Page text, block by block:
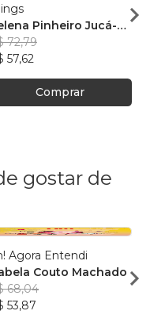
Pinheiro Jucá-
72,79
57,62
Comprar
gostar de
Agora Entendi
Couto Machado
68,04
53,87
R$